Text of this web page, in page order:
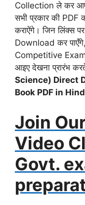
Collection ले कर
सभी प्रकार की
कराऐंगे। जिन लिंक्स
Download कर
Competitive
आइए देखना प्रारंभ
Science) Direct
Book PDF in
Join
Video
Govt.